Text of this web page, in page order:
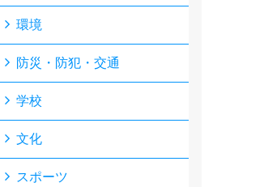
環境
防災・防犯・交通
学校
文化
スポーツ